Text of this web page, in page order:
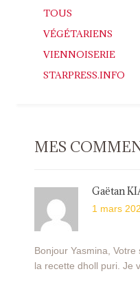
TOUS
VÉGÉTARIENS
VIENNOISERIE
STARPRESS.INFO
MES
Gaëtan
1 mars
Bonjour Yasmina,
la recette dholl puri. Je